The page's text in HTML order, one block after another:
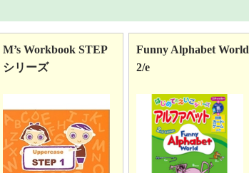
M’s Workbook STEP
シリーズ
Funny Alphabet World
2/e